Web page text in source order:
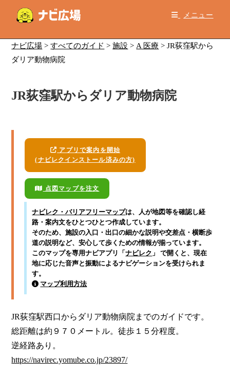
メニュー
ナビ広場 >すべてのガイド >施設 > A 医療 >JR荻窪駅から
ダリア動物病院
JR荻窪駅からダリア動物病院
アプリで案内を開始
(ナビレクインストール済みの方)
点図マップを注文
ナビレク・バリアフリーマップは、人が地図等を確認し経
路・案内文をひとつひとつ作成しています。
そのため、施設の入口・出口の細かな説明や交差点・横断歩
道の説明など、安心して歩くための情報が揃っています。
このマップを専用ナビアプリ「ナビレク 」 で開くと、現在
地に応じた音声と振動によるナビゲーションを受けられま
す。
マップ利用方法
JR荻窪駅西口からダリア動物病院までのガイドです。
総距離は約９７０メートル。徒歩１５分程度。
https://navirec.yomube.co.jp/23897/